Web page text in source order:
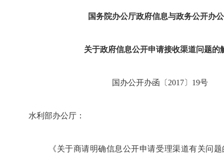
国务院办公厅政府信息与政务公开办
关于政府信息公开申请接收渠道问题的
国办公开办函〔2017〕19号
水利部办公厅：
《关于商请明确信息公开申请受理渠道有关问